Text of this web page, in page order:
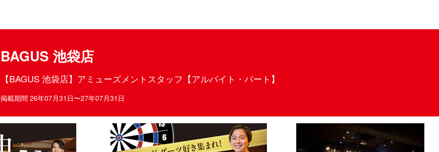
BAGUS 池袋店
【BAGUS 池袋店】アミューズメントスタッフ【アルバイト・パート】
掲載期間 26年07月31日〜27年07月31日